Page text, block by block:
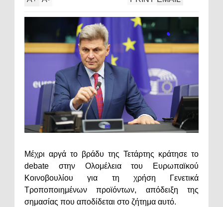
Μέχρι αργά το βράδυ της Τετάρτης κράτησε το
debate στην Ολομέλεια του Ευρωπαϊκού
Κοινοβουλίου για τη χρήση Γενετικά
Τροποποιημένων προϊόντων, απόδειξη της
σημασίας που αποδίδεται στο ζήτημα αυτό.